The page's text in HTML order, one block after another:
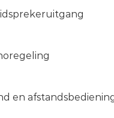
en